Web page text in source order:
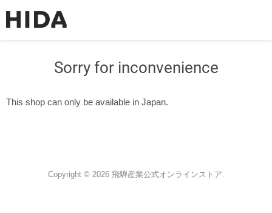
Sorry for inconvenience
This shop can only be available in Japan.
Copyright © 2026 飛騨産業公式オンラインストア.